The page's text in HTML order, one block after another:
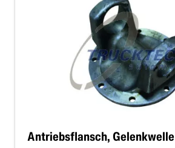
Antriebsflansch, Gelenkwelle